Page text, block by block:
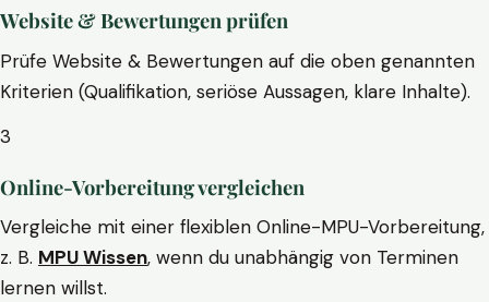
Website & Bewertungen prüfen
Prüfe Website & Bewertungen auf die oben genannten
Kriterien (Qualifikation, seriöse Aussagen, klare Inhalte).
3
Online-Vorbereitung vergleichen
Vergleiche mit einer flexiblen Online-MPU-Vorbereitung,
z. B. MPU Wissen, wenn du unabhängig von Terminen
lernen willst.